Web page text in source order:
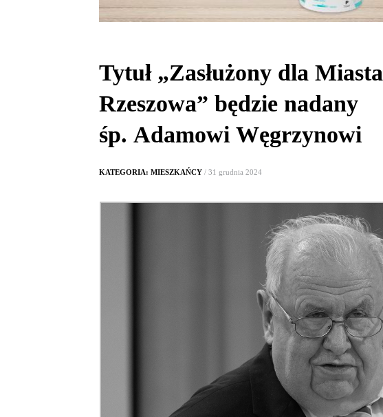
Tytuł „Zasłużony dla Miasta
Rzeszowa” będzie nadany
śp. Adamowi Węgrzynowi
KATEGORIA: MIESZKAŃCY / 31 grudnia 2024